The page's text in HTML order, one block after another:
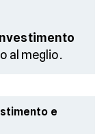
al meglio.
e